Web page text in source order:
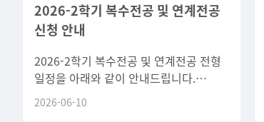
2026-2학기 복수전공 및 연계전공
신청 안내
2026-2학기 복수전공 및 연계전공 전형
일정을 아래와 같이 안내드립니다.
일정방법신청기간2026. 7. 1.(수) 0
2026-06-10